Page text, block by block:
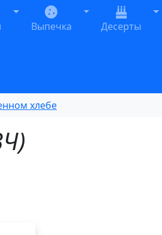
Toggle Dropdown
Выпечка
Toggle Dropdown
Десерты
хлебе